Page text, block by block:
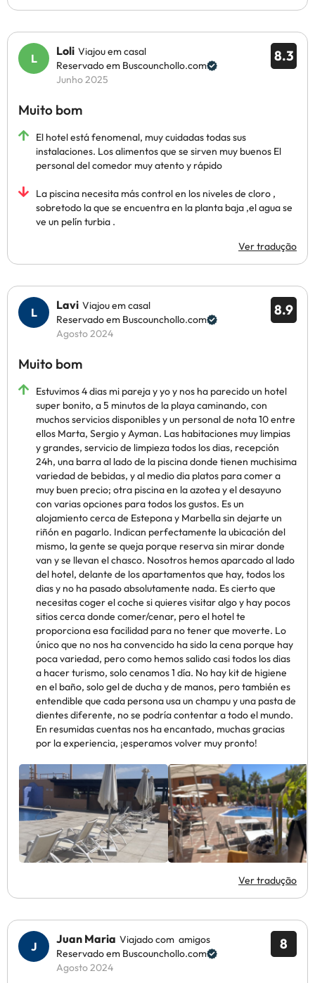
8.3
Loli Viajou em casal
Reservado em Buscounchollo.com
Junho 2025
Muito bom
El hotel está fenomenal, muy cuidadas todas sus
instalaciones. Los alimentos que se sirven muy buenos El
personal del comedor muy atento y rápido
La piscina necesita más control en los niveles de cloro ,
sobretodo la que se encuentra en la planta baja ,el agua se
ve un pelín turbia .
Ver tradução
8.9
Lavi Viajou em casal
Reservado em Buscounchollo.com
Agosto 2024
Muito bom
Estuvimos 4 dias mi pareja y yo y nos ha parecido un hotel
super bonito, a 5 minutos de la playa caminando, con
muchos servicios disponibles y un personal de nota 10 entre
ellos Marta, Sergio y Ayman. Las habitaciones muy limpias
y grandes, servicio de limpieza todos los dias, recepción
24h, una barra al lado de la piscina donde tienen muchisima
variedad de bebidas, y al medio dia platos para comer a
muy buen precio; otra piscina en la azotea y el desayuno
con varias opciones para todos los gustos. Es un
alojamiento cerca de Estepona y Marbella sin dejarte un
riñón en pagarlo. Indican perfectamente la ubicación del
mismo, la gente se queja porque reserva sin mirar donde
van y se llevan el chasco. Nosotros hemos aparcado al lado
del hotel, delante de los apartamentos que hay, todos los
dias y no ha pasado absolutamente nada. Es cierto que
necesitas coger el coche si quieres visitar algo y hay pocos
sitios cerca donde comer/cenar, pero el hotel te
proporciona esa facilidad para no tener que moverte. Lo
único que no nos ha convencido ha sido la cena porque hay
poca variedad, pero como hemos salido casi todos los dias
a hacer turismo, solo cenamos 1 día. No hay kit de higiene
en el baño, solo gel de ducha y de manos, pero también es
entendible que cada persona usa un champu y una pasta de
dientes diferente, no se podría contentar a todo el mundo.
En resumidas cuentas nos ha encantado, muchas gracias
por la experiencia, ¡esperamos volver muy pronto!
Ver tradução
8
Juan Maria Viajado com amigos
Reservado em Buscounchollo.com
Agosto 2024